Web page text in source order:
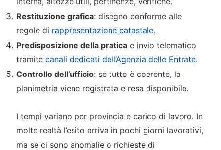
Restituzione grafica: disegno conforme alle
regole di rappresentazione catastale.
Predisposizione della praticae invio telematico
tramite canali dedicati dell’Agenzia delle Entrate.
Controllo dell’ufficio: se tutto è coerente, la
planimetria viene registrata e resa disponibile.
I tempi variano per provincia e carico di lavoro. In
molte realtà l’esito arriva in pochi giorni lavorativi,
ma se ci sono anomalie o richieste di